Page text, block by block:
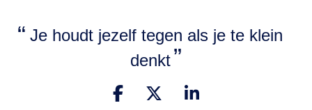
Je houdt jezelf tegen als je te klein
denkt